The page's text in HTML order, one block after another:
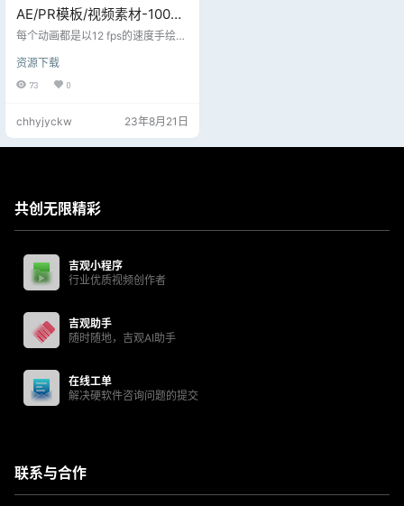
AE/PR模板/视频素材-1000
个手绘液体闪光流体二维卡
每个动画都是以12 fps的速度手绘
别包括飞溅、爆炸、水滴、爪子、
烟雾、闪电、眼泪、火、涂鸦、速
00 多个动画。 每个动画都有多种样
式，如发光、涂鸦、纹理等等。液
体效果很容易与任何配色方案搭配
资源下载
73 0
chhyjyckw 23年8月21日
共创无限精彩
吉观小程序
行业优质视频创作者
吉观助手
随时随地，吉观AI助手
在线工单
解决硬软件咨询问题的提交
联系与合作